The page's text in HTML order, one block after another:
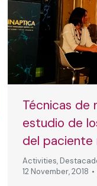
Técnicas de
estudio de
del paciente
Activities,
12 November, 2018